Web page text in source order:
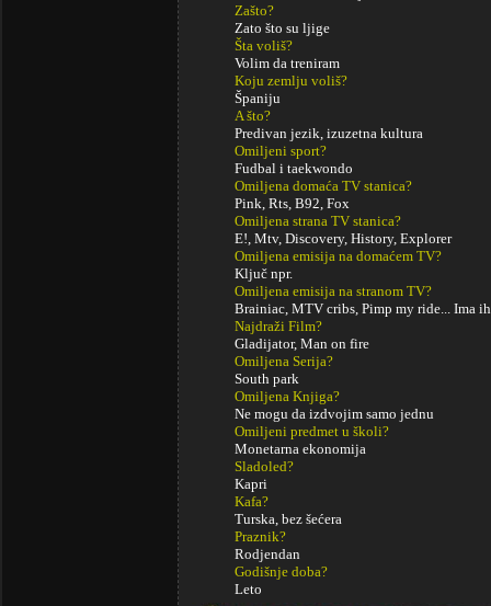
Zašto?
Zato što su ljige
Šta voliš?
Volim da treniram
Koju zemlju voliš?
Španiju
A što?
Predivan jezik, izuzetna kultura
Omiljeni sport?
Fudbal i taekwondo
Omiljena domaća TV stanica?
Pink, Rts, B92, Fox
Omiljena strana TV stanica?
E!, Mtv, Discovery, History, Explorer
Omiljena emisija na domaćem TV?
Ključ npr.
Omiljena emisija na stranom TV?
Brainiac, MTV cribs, Pimp my ride... Ima
Najdraži Film?
Gladijator, Man on fire
Omiljena Serija?
South park
Omiljena Knjiga?
Ne mogu da izdvojim samo jednu
Omiljeni predmet u školi?
Monetarna ekonomija
Sladoled?
Kapri
Kafa?
Turska, bez šećera
Praznik?
Rodjendan
Godišnje doba?
Leto